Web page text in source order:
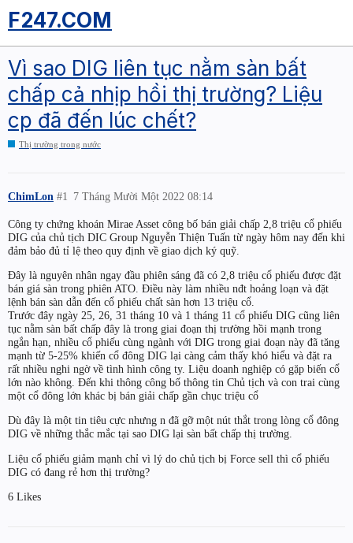
F247.COM
Vì sao DIG liên tục nằm sàn bất
chấp cả nhịp hồi thị trường? Liệu
cp đã đến lúc chết?
Thị trường trong nước
ChimLon 7 Tháng Mười Một 2022 08:14
#1
Công ty chứng khoán Mirae Asset công bố bán giải chấp 2,8 triệu cổ phiếu
DIG của chủ tịch DIC Group Nguyễn Thiện Tuấn từ ngày hôm nay đến khi
đảm bảo đủ tỉ lệ theo quy định về giao dịch ký quỹ.
Đây là nguyên nhân ngay đầu phiên sáng đã có 2,8 triệu cổ phiếu được đặt
bán giá sàn trong phiên ATO. Điều này làm nhiều nđt hoảng loạn và đặt
lệnh bán sàn dẫn đến cổ phiếu chất sàn hơn 13 triệu cổ.
Trước đây ngày 25, 26, 31 tháng 10 và 1 tháng 11 cổ phiếu DIG cũng liên
tục nằm sàn bất chấp đây là trong giai đoạn thị trường hồi mạnh trong
ngắn hạn, nhiều cổ phiếu cùng ngành với DIG trong giai đoạn này đã tăng
mạnh từ 5-25% khiến cổ đông DIG lại càng cảm thấy khó hiểu và đặt ra
rất nhiều nghi ngờ về tình hình công ty. Liệu doanh nghiệp có gặp biến cổ
lớn nào không. Đến khi thông công bố thông tin Chủ tịch và con trai cùng
một cổ đông lớn khác bị bán giải chấp gần chục triệu cổ
Dù đây là một tin tiêu cực nhưng n đã gỡ một nút thắt trong lòng cổ đông
DIG về những thắc mắc tại sao DIG lại sàn bất chấp thị trường.
Liệu cổ phiếu giảm mạnh chỉ vì lý do chủ tịch bị Force sell thì cổ phiếu
DIG có đang rẻ hơn thị trường?
6 Likes